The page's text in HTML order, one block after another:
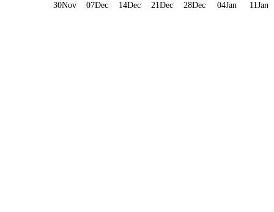
30Nov 07Dec 14Dec 21Dec 28Dec 04Jan 11Jan